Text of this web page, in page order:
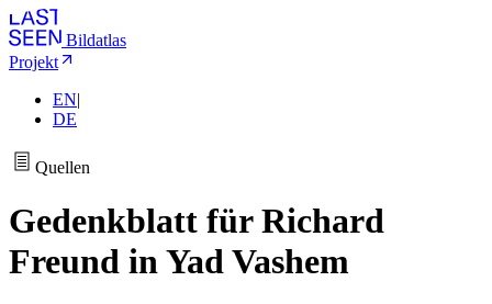
Bildatlas
Projekt
EN|
DE
Quellen
Gedenkblatt für Richard
Freund in Yad Vashem